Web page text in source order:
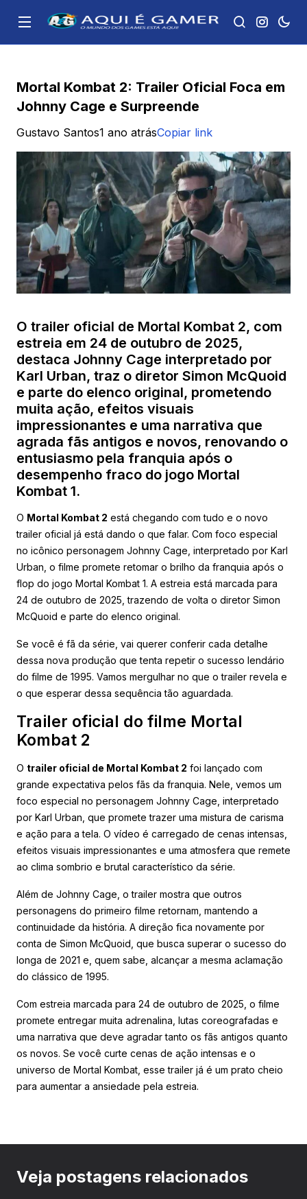
Mortal Kombat 2: Trailer Oficial Foca em
Johnny Cage e Surpreende
Gustavo Santos1 ano atrásCopiar link
O trailer oficial de Mortal Kombat 2, com
estreia em 24 de outubro de 2025,
destaca Johnny Cage interpretado por
Karl Urban, traz o diretor Simon McQuoid
e parte do elenco original, prometendo
muita ação, efeitos visuais
impressionantes e uma narrativa que
agrada fãs antigos e novos, renovando o
entusiasmo pela franquia após o
desempenho fraco do jogo Mortal
Kombat 1.
O Mortal Kombat 2 está chegando com tudo e o novo
trailer oficial já está dando o que falar. Com foco especial
no icônico personagem Johnny Cage, interpretado por Karl
Urban, o filme promete retomar o brilho da franquia após o
flop do jogo Mortal Kombat 1. A estreia está marcada para
24 de outubro de 2025, trazendo de volta o diretor Simon
McQuoid e parte do elenco original.
Se você é fã da série, vai querer conferir cada detalhe
dessa nova produção que tenta repetir o sucesso lendário
do filme de 1995. Vamos mergulhar no que o trailer revela e
o que esperar dessa sequência tão aguardada.
Trailer oficial do filme Mortal
Kombat 2
O trailer oficial de Mortal Kombat 2 foi lançado com
grande expectativa pelos fãs da franquia. Nele, vemos um
foco especial no personagem Johnny Cage, interpretado
por Karl Urban, que promete trazer uma mistura de carisma
e ação para a tela. O vídeo é carregado de cenas intensas,
efeitos visuais impressionantes e uma atmosfera que remete
ao clima sombrio e brutal característico da série.
Além de Johnny Cage, o trailer mostra que outros
personagens do primeiro filme retornam, mantendo a
continuidade da história. A direção fica novamente por
conta de Simon McQuoid, que busca superar o sucesso do
longa de 2021 e, quem sabe, alcançar a mesma aclamação
do clássico de 1995.
Com estreia marcada para 24 de outubro de 2025, o filme
promete entregar muita adrenalina, lutas coreografadas e
uma narrativa que deve agradar tanto os fãs antigos quanto
os novos. Se você curte cenas de ação intensas e o
universo de Mortal Kombat, esse trailer já é um prato cheio
para aumentar a ansiedade pela estreia.
Veja postagens relacionados